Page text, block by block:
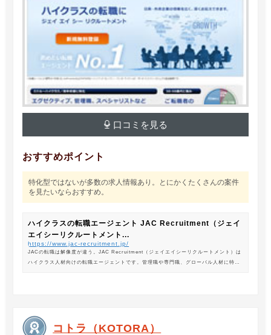
口コミを見る
おすすめポイント
特化型ではないが多数の求人情報あり。とにかくたくさんの案件
を見たいならおすすめ。
ハイクラスの転職エージェント JAC Recruitment（ジェイ
エイシーリクルートメント...
https://www.jac-recruitment.jp/
JACの転職は解像度が違う。JAC Recruitment（ジェイエイシーリクルートメント）は
ハイクラス人材向けの転職エージェントです。管理職や専門職、グローバル人材に特化
コトラ（KOTORA）